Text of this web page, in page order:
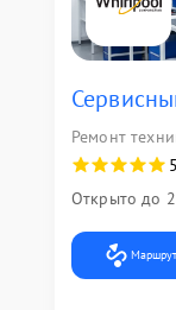
Ремонт
Открыто до
Маршрут